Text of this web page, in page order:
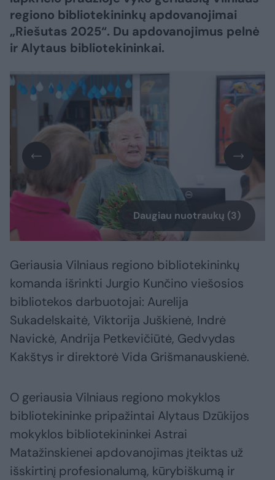
regiono bibliotekininkų apdovanojimai
„Riešutas 2025“. Du apdovanojimus pelnė
ir Alytaus bibliotekininkai.
Daugiau nuotraukų (3)
Geriausia Vilniaus regiono bibliotekininkų
komanda išrinkti Jurgio Kunčino viešosios
bibliotekos darbuotojai: Aurelija
Sukadelskaitė, Viktorija Juškienė, Indrė
Navickė, Andrija Petkevičiūtė, Gedvydas
Kakštys ir direktorė Vida Grišmanauskienė.
O geriausia Vilniaus regiono mokyklos
bibliotekininke pripažintai Alytaus Dzūkijos
mokyklos bibliotekininkei Astrai
Matažinskienei apdovanojimas įteiktas už
išskirtinį profesionalumą, kūrybiškumą ir